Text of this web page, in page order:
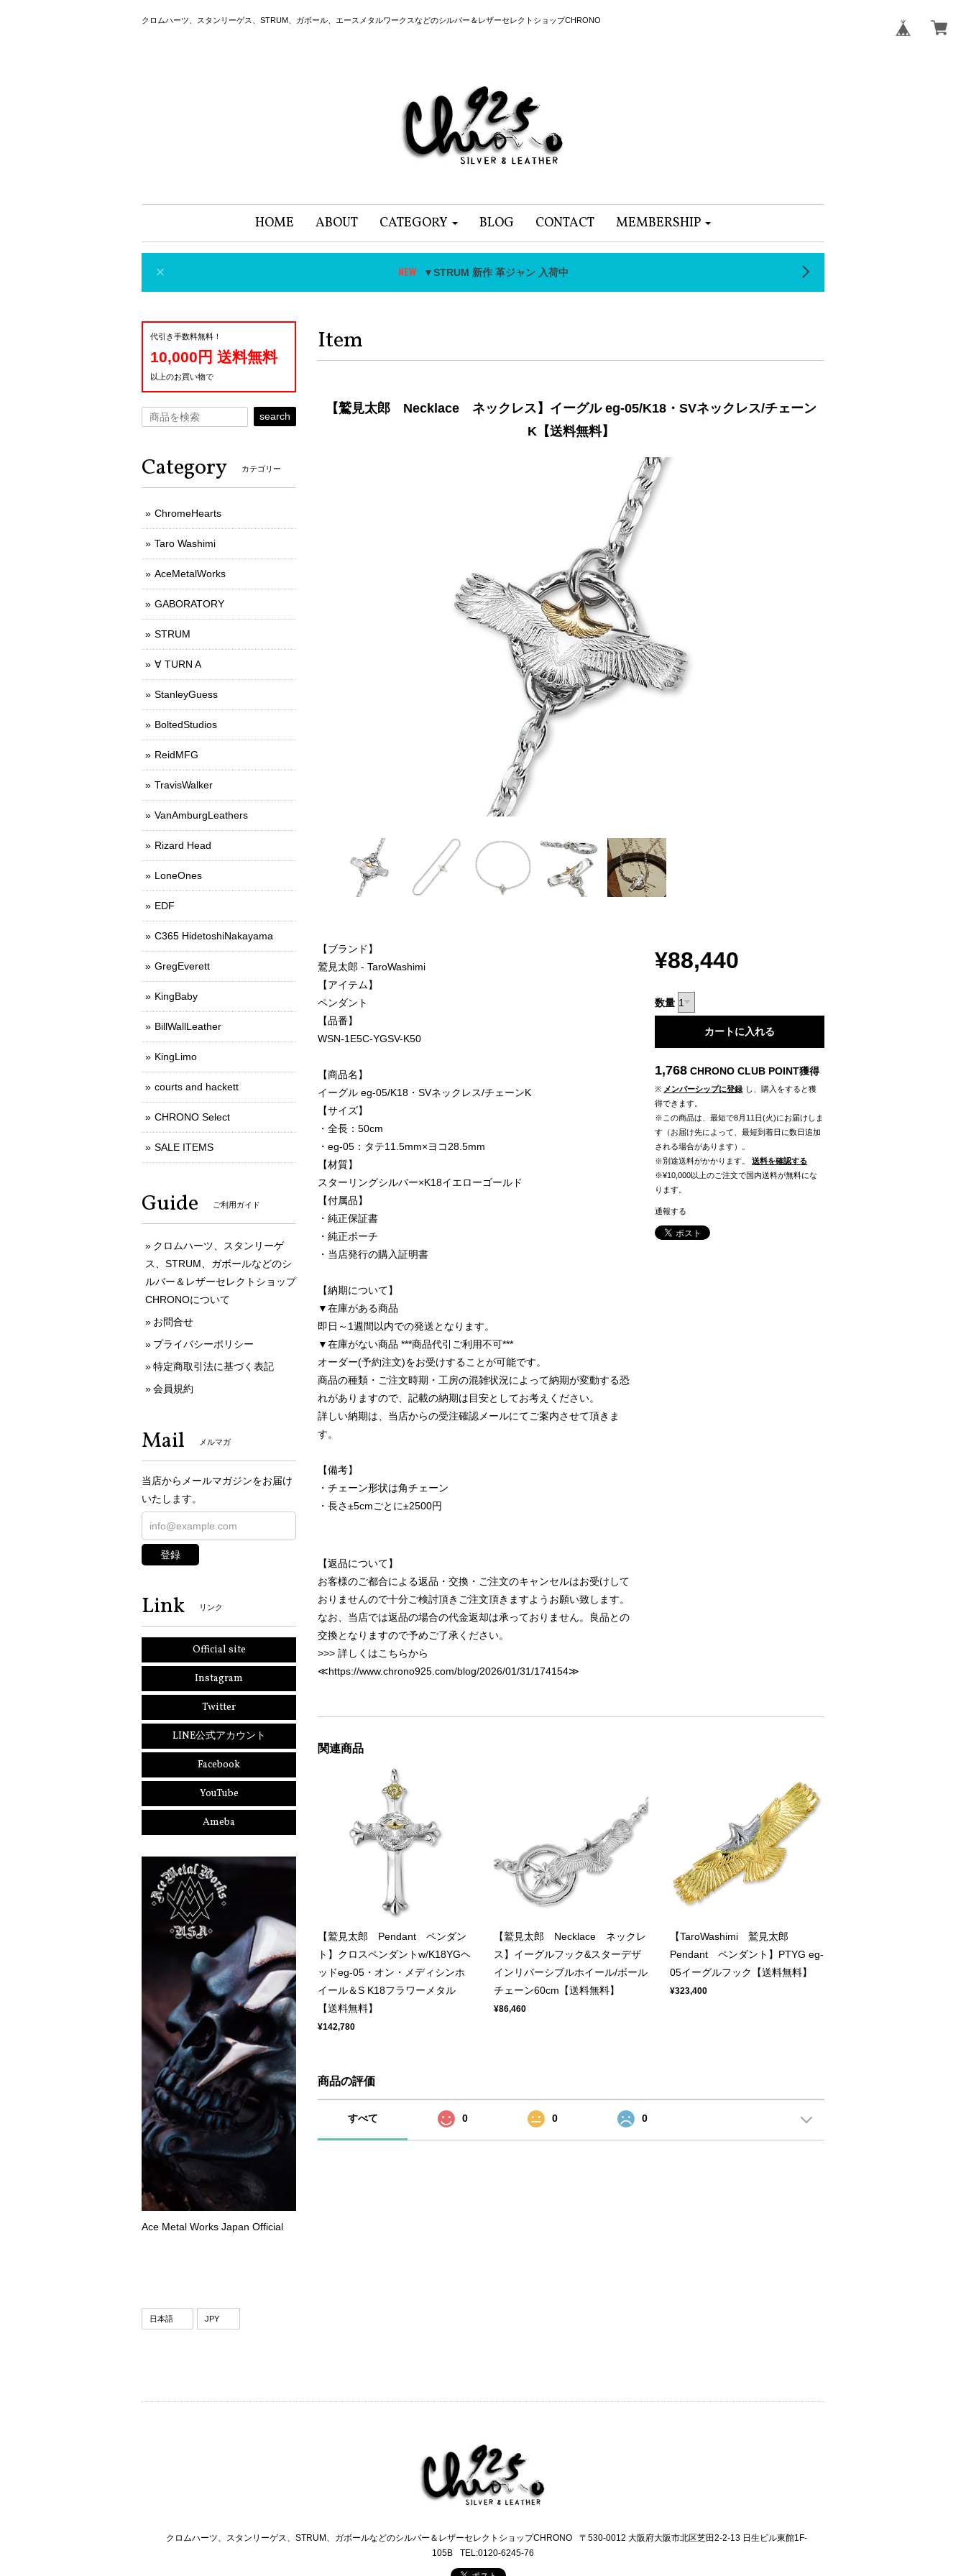
クロムハーツ、スタンリーゲス、STRUM、ガボール、エースメタルワークスなどのシルバー＆レザーセレクトショップCHRONO
HOME ABOUT CATEGORY BLOG CONTACT MEMBERSHIP
▼STRUM 新作 革ジャン 入荷中
Item
【鷲見太郎 Necklace ネックレス】イーグル eg-05/K18・SVネックレス/チェーン
K【送料無料】
【ブランド】
鷲見太郎 - TaroWashimi
【アイテム】
ペンダント
【品番】
WSN-1E5C-YGSV-K50
【商品名】
イーグル eg-05/K18・SVネックレス/チェーンK
【サイズ】
・全長：50cm
・eg-05：タテ11.5mm×ヨコ28.5mm
【材質】
スターリングシルバー×K18イエローゴールド
【付属品】
・純正保証書
・純正ポーチ
・当店発行の購入証明書
【納期について】
▼在庫がある商品
即日～1週間以内での発送となります。
▼在庫がない商品 ***商品代引ご利用不可***
オーダー(予約注文)をお受けすることが可能です。
商品の種類・ご注文時期・工房の混雑状況によって納期が変動する恐
れがありますので、記載の納期は目安としてお考えください。
詳しい納期は、当店からの受注確認メールにてご案内させて頂きま
す。
【備考】
・チェーン形状は角チェーン
・長さ±5cmごとに±2500円
【返品について】
お客様のご都合による返品・交換・ご注文のキャンセルはお受けして
おりませんので十分ご検討頂きご注文頂きますようお願い致します。
なお、当店では返品の場合の代金返却は承っておりません。良品との
交換となりますので予めご了承ください。
>>> 詳しくはこちらから
≪https://www.chrono925.com/blog/2026/01/31/174154≫
¥88,440
数量
カートに入れる
1,768 CHRONO CLUB POINT獲得
※ メンバーシップに登録 し、購入をすると獲
得できます。
※この商品は、最短で8月11日(火)にお届けしま
す（お届け先によって、最短到着日に数日追加
される場合があります）。
※別途送料がかかります。
送料を確認する
※¥10,000以上のご注文で国内送料が無料にな
ります。
通報する
関連商品
【鷲見太郎 Pendant ペンダン
ト】クロスペンダントw/K18YGヘ
ッドeg-05・オン・メディシンホ
イール＆S K18フラワーメタル
【送料無料】
¥142,780
【鷲見太郎 Necklace ネックレ
ス】イーグルフック&スターデザ
インリバーシブルホイール/ボール
チェーン60cm【送料無料】
¥86,460
【TaroWashimi 鷲見太郎
Pendant ペンダント】PTYG eg-
05イーグルフック【送料無料】
¥323,400
商品の評価
すべて 0 0 0
代引き手数料無料！
10,000円 送料無料
以上のお買い物で
search
Category カテゴリー
ChromeHearts
Taro Washimi
AceMetalWorks
GABORATORY
STRUM
∀ TURN A
StanleyGuess
BoltedStudios
ReidMFG
TravisWalker
VanAmburgLeathers
Rizard Head
LoneOnes
EDF
C365 HidetoshiNakayama
GregEverett
KingBaby
BillWallLeather
KingLimo
courts and hackett
CHRONO Select
SALE ITEMS
Guide ご利用ガイド
クロムハーツ、スタンリーゲ
ス、STRUM、ガボールなどのシ
ルバー＆レザーセレクトショップ
CHRONOについて
お問合せ
プライバシーポリシー
特定商取引法に基づく表記
会員規約
Mail メルマガ
当店からメールマガジンをお届け
いたします。
登録
Link リンク
Official site
Instagram
Twitter
LINE公式アカウント
Facebook
YouTube
Ameba
Ace Metal Works Japan Official
クロムハーツ、スタンリーゲス、STRUM、ガボールなどのシルバー＆レザーセレクトショップCHRONO
〒530-0012 大阪府大阪市北区芝田2-2-13 日生ビル東館1F-
105B
TEL:0120-6245-76